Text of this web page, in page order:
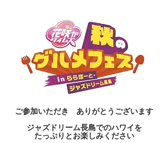
​ご参加いただき ありがとうございます
ジャズドリーム長島でのハワイを
たっぷりとお楽しみください